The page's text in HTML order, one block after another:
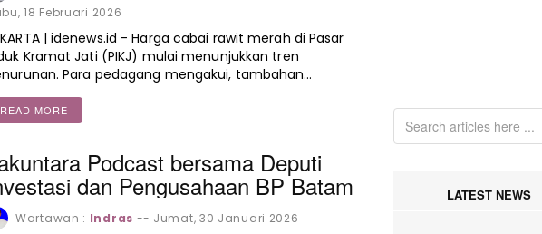
18 Februari 2026
| idenews.id - Harga cabai rawit merah di Pasar
Kramat Jati (PIKJ) mulai menunjukkan tren
Para pedagang mengakui, tambahan…
READ MORE
Podcast bersama Deputi
dan Pengusahaan BP Batam
Wartawan : Indras -- Jumat, 30 Januari 2026
LATEST NEWS